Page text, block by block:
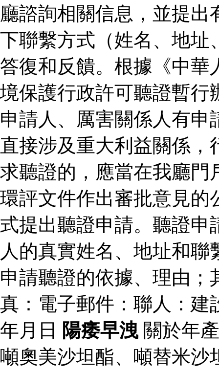
廳諮詢相關信息，並提
下聯繫方式（姓名、地址
答復和反饋。根據《中華
境保護行政許可聽證暫行
申請人、厲害關係人有
直接涉及重大利益關係
求聽證的，應當在我廳門
環評文件作出審批意見的
式提出聽證申請。聽證申
人的真實姓名、地址和
申請聽證的依據、理由
真：電子郵件：聯人：建
年月日 陽痿早洩 關於年
噸奧美沙坦酯、噸替米沙